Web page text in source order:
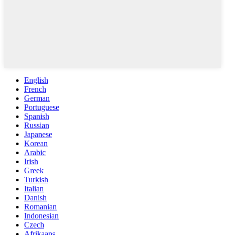
English
French
German
Portuguese
Spanish
Russian
Japanese
Korean
Arabic
Irish
Greek
Turkish
Italian
Danish
Romanian
Indonesian
Czech